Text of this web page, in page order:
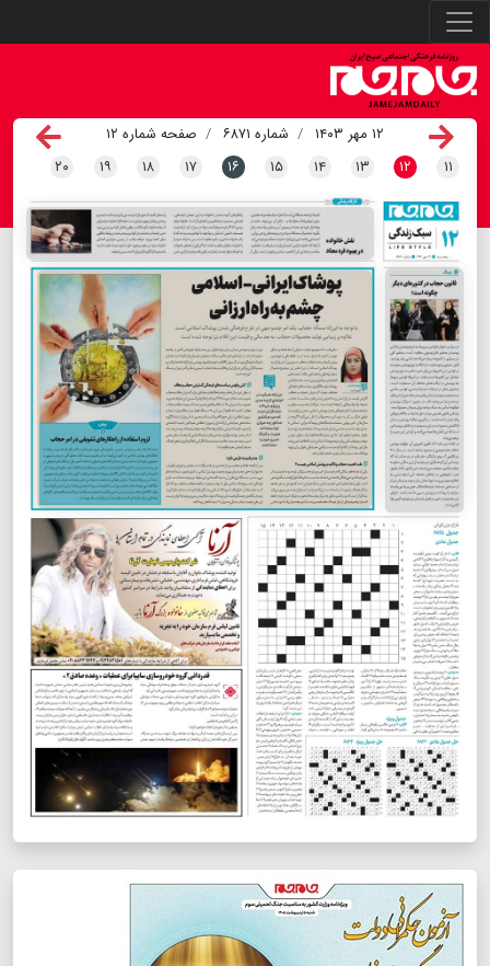
۱۲ مهر ۱۴۰۳ شماره ۶۸۷۱
صفحه شماره ۱۲
۱۱ ۱۲ ۱۳ ۱۴ ۱۵ ۱۶ ۱۷ ۱۸ ۱۹ ۲۰